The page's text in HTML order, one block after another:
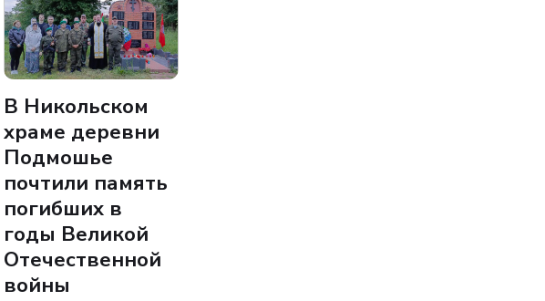
В Никольском
храме деревни
Подмошье
почтили память
погибших в
годы Великой
Отечественной
войны